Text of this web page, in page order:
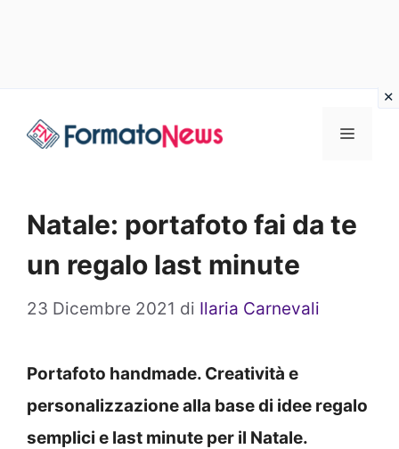
Menu
Natale: portafoto fai da te
un regalo last minute
23 Dicembre 2021 di Ilaria Carnevali
Portafoto handmade. Creatività e
personalizzazione alla base di idee regalo
semplici e last minute per il Natale.